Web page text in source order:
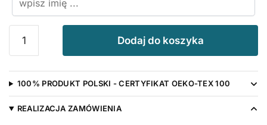
Krówka
Górska
z
Rogami
Dodaj do koszyka
100% PRODUKT POLSKI - CERTYFIKAT OEKO-TEX 100
REALIZACJA ZAMÓWIENIA